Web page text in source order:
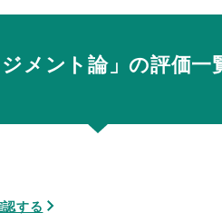
メント論」の評価一
する